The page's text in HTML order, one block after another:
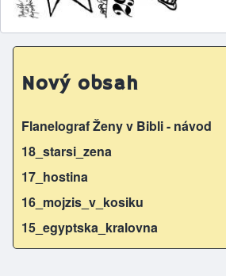
Nový obsah
Flanelograf Ženy v Bibli - návod
18_starsi_zena
17_hostina
16_mojzis_v_kosiku
15_egyptska_kralovna